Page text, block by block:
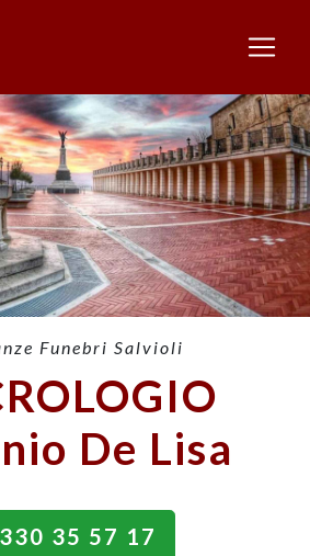
Funebri Salvioli
De Lisa
330 35 57 17